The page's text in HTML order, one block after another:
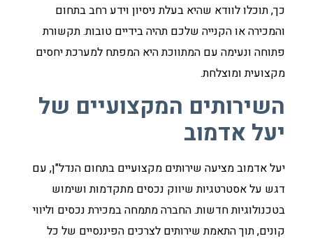
כך, תוכלו לוודא שהיא בעלת ניסיון וידע רחב בתחום
והמכירה או הקנייה שלכם תהיה בידיים טובות. תקשורת
פתוחה ונעימה עם המתווכת היא המפתח למערכת יחסים
מקצועית ומוצלחת.
השירותים המקצועיים של
יעל אדמוב
יעל אדמוב מציעה שירותים מקצועיים בתחום הנדל"ן, עם
דגש על אסטרטגיות שיווק נכסים מתקדמות ושימוש
בטכנולוגיות חדשות. החברה מתמחה במכירת נכסים וליווי
קונים, תוך התאמת שירותים לצרכים הפיננסיים של כל